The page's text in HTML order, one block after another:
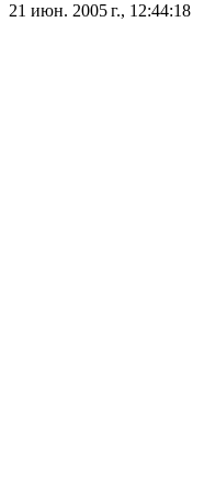
21 июн. 2005 г., 12:44:18